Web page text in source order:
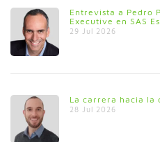
Entrevista a Pedro
Executive en SAS
29 Jul 2026
La carrera hacia la
28 Jul 2026